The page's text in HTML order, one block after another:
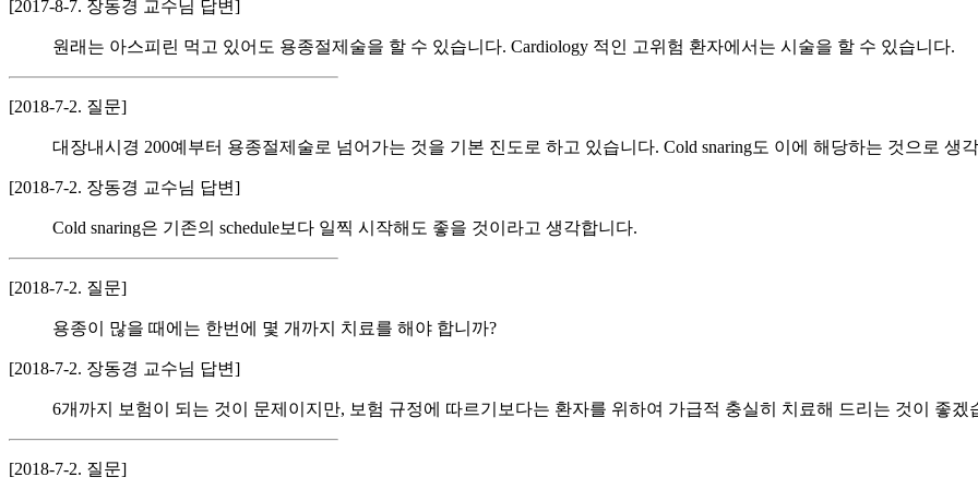
[2017-8-7. 장동경 교수님 답변]
원래는 아스피린 먹고 있어도 용종절제술을 할 수 있습니다. Cardiology 적인 고위험 환자에서는 시술을 할 수 있습니다.
[2018-7-2. 질문]
대장내시경 200예부터 용종절제술로 넘어가는 것을 기본 진도로 하고 있습니다. Cold snaring도 이에 해당하는 것으로 생
[2018-7-2. 장동경 교수님 답변]
Cold snaring은 기존의 schedule보다 일찍 시작해도 좋을 것이라고 생각합니다.
[2018-7-2. 질문]
용종이 많을 때에는 한번에 몇 개까지 치료를 해야 합니까?
[2018-7-2. 장동경 교수님 답변]
6개까지 보험이 되는 것이 문제이지만, 보험 규정에 따르기보다는 환자를 위하여 가급적 충실히 치료해 드리는 것이 좋겠
[2018-7-2. 질문]